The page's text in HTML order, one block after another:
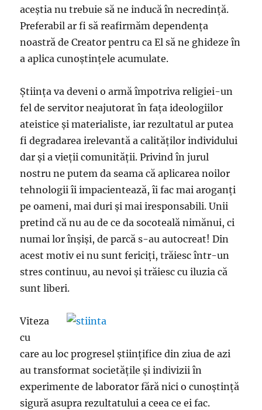
aceștia nu trebuie să ne inducă în necredință.
Preferabil ar fi să reafirmăm dependența
noastră de Creator pentru ca El să ne ghideze în
a aplica cunoștințele acumulate.
Știința va deveni o armă împotriva religiei-un
fel de servitor neajutorat în fața ideologiilor
ateistice și materialiste, iar rezultatul ar putea
fi degradarea irelevantă a calităților individului
dar și a vieții comunității. Privind în jurul
nostru ne putem da seama că aplicarea noilor
tehnologii îi impacientează, îi fac mai aroganți
pe oameni, mai duri și mai iresponsabili. Unii
pretind că nu au de ce da socoteală nimănui, ci
numai lor înșiși, de parcă s-au autocreat! Din
acest motiv ei nu sunt fericiți, trăiesc într-un
stres continuu, au nevoi și trăiesc cu iluzia că
sunt liberi.
Viteza
cu
care au loc progresel științifice din ziua de azi
au transformat societățile și indivizii în
experimente de laborator fără nici o cunoștință
sigură asupra rezultatului a ceea ce ei fac.